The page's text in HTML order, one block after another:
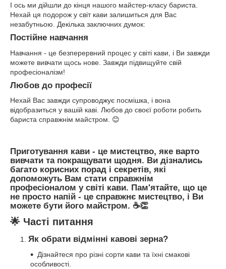
І ось ми дійшли до кінця нашого майстер-класу бариста.
Нехай ця подорож у світ кави залишиться для Вас
незабутньою. Декілька заключних думок:
Постійне навчання
Навчання - це безперервний процес у світі кави, і Ви завжди
можете вивчати щось нове. Завжди підвищуйте свій
професіоналізм!
Любов до професії
Нехай Вас завжди супроводжує посмішка, і вона
відобразиться у вашій каві. Любов до своєї роботи робить
бариста справжнім майстром. 😊
Приготування кави - це мистецтво, яке варто
вивчати та покращувати щодня. Ви дізнались
багато корисних порад і секретів, які
допоможуть Вам стати справжнім
професіоналом у світі кави. Пам'ятайте, що це
не просто напій - це справжнє мистецтво, і Ви
можете бути його майстром. ☕👏
🌟 Часті питання
Як обрати відмінні кавові зерна?
Дізнайтеся про різні сорти кави та їхні смакові
особливості.